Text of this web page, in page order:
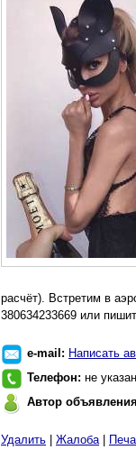
расчёт). Встретим в
380634233669 или
e-mail: Написать
Телефон: не указан
Автор
Удалить Жалоба|